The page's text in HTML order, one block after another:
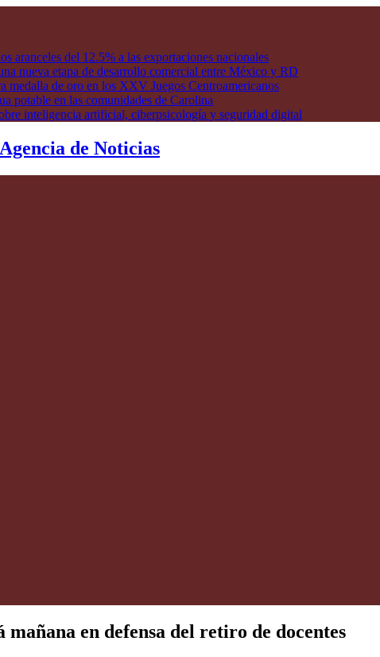
aranceles del 12.5% a las exportaciones nacionales
nueva etapa de desarrollo comercial entre México y RD
de oro en los XXV Juegos Centroamericanos
potable en las comunidades de Carolina
inteligencia artificial, ciberpsicología y seguridad digital
de Noticias
en defensa del retiro de docentes